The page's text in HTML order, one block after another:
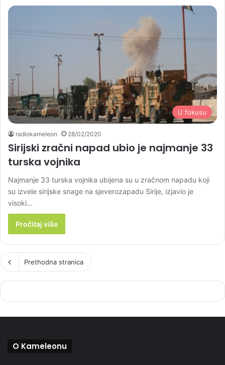
U fokusu
radiokameleon 28/02/2020
Sirijski zračni napad ubio je najmanje 33
turska vojnika
Najmanje 33 turska vojnika ubijena su u zračnom napadu koji
su izvele sirijske snage na sjeverozapadu Sirije, izjavio je
visoki…
Pročitaj više
Prethodna stranica
O Kameleonu